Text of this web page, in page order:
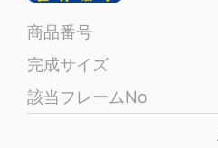
商品番号
完成サイズ
該当フレームNo